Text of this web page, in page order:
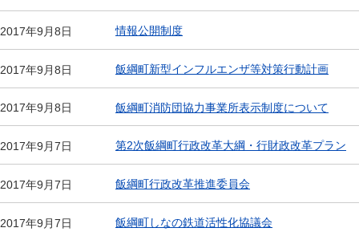
2017年9月8日 情報公開制度
2017年9月8日 飯綱町新型インフルエンザ等対策行動計画
2017年9月8日 飯綱町消防団協力事業所表示制度について
2017年9月7日 第2次飯綱町行政改革大綱・行財政改革プラン
2017年9月7日 飯綱町行政改革推進委員会
2017年9月7日 飯綱町しなの鉄道活性化協議会